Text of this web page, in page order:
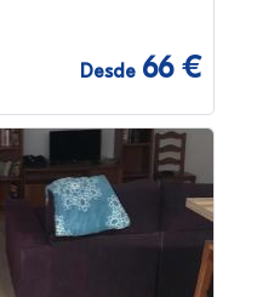
Desde 66 €